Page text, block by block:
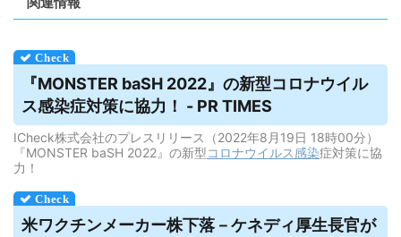
『MONSTER baSH 2022』の新型コロナウイル
ス感染症対策に協力！ - PR TIMES
ICheck株式会社のプレスリリース（2022年8月19日 18時00分）
『MONSTER baSH 2022』の新型コロナウイルス感染症対策に協
力！
米ワクチンメーカー株下落－ケネディ厚生長官が